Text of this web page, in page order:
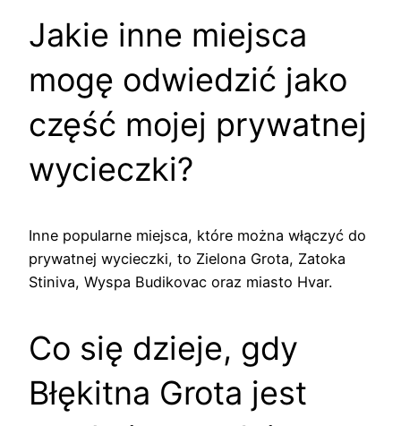
Jakie inne miejsca
mogę odwiedzić jako
część mojej prywatnej
wycieczki?
Inne popularne miejsca, które można włączyć do
prywatnej wycieczki, to Zielona Grota, Zatoka
Stiniva, Wyspa Budikovac oraz miasto Hvar.
Co się dzieje, gdy
Błękitna Grota jest